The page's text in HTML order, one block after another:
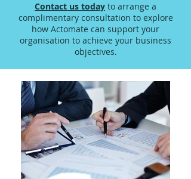
Contact us today to arrange a
complimentary consultation to explore
how Actomate can support your
organisation to achieve your business
objectives.